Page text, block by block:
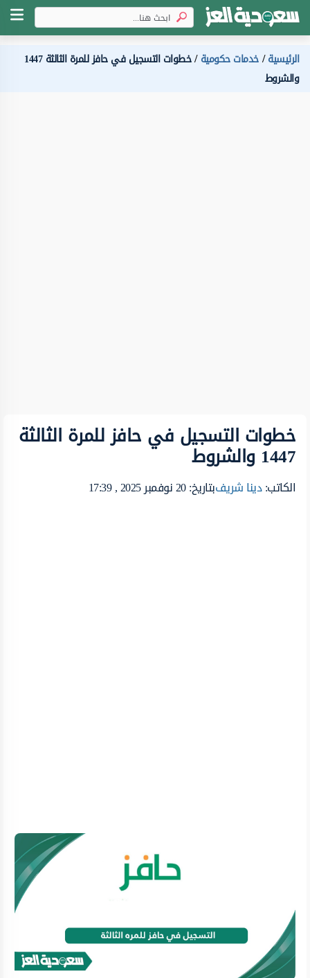
الرئيسية خدمات حكومية
خطوات التسجيل في حافز للمرة الثالثة 1447
والشروط
خطوات التسجيل في حافز للمرة الثالثة
1447 والشروط
الكاتب:دينا شريفبتاريخ: 20 نوفمبر 2025 , 17:39